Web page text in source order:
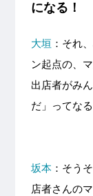
になる！
大垣 ：それ
ン起点の、
出店者がみ
だ」ってな
坂本：そう
店者さんの